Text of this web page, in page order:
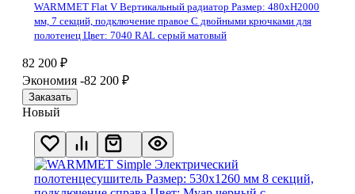
WARMMET Flat V Вертикальный радиатор Размер: 480хH2000
мм, 7 секций, подключение правое С двойными крючками для
полотенец Цвет: 7040 RAL серый матовый
82 200 ₽
Экономия -82 200 ₽
Заказать
Новый